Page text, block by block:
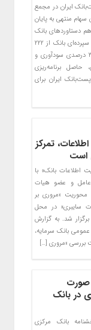
ایران در مجمع
منتهی به پایان
تشریح اهم دستاوردهای بانک
پرداخت و گفت: عبور منابع سپرده‌ای بانک از ۲۲۲
هزار میلیارد تومان، رشد ۳۸ درصدی سودآوری و
برنامه‌ریزی
ایران برای
تمرکز
است
اطلاعات بانک» با
و عضو هیات
محوریت «مروری بر
سایبری» در محل
شد. به گزارش
بانک سرمایه،
بررسی «مروری […]
صورت
در بانک
بانک مرکزی